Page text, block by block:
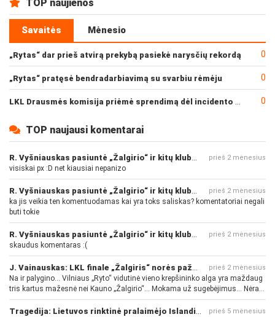
TOP naujienos
Savaitės Mėnesio
„Rytas“ dar prieš atvirą prekybą pasiekė narysčių rekordą 0
„Rytas“ pratęsė bendradarbiavimą su svarbiu rėmėju 0
LKL Drausmės komisija priėmė sprendimą dėl incidento po „Neptūno“ ir „Juventus“ rungtynių 0
TOP naujausi komentarai
R. Vyšniauskas pasiuntė „Žalgirio“ ir kitų klubų fanus prieš 2 mėnesius
visiskai px :D net kiausiai nepanizo
R. Vyšniauskas pasiuntė „Žalgirio“ ir kitų klubų fanus prieš 2 mėnesius
ka jis veikia ten komentuodamas kai yra toks saliskas? komentatoriai negali
buti tokie
R. Vyšniauskas pasiuntė „Žalgirio“ ir kitų klubų fanus prieš 2 mėnesius
skaudus komentaras :(
J. Vainauskas: LKL finale „Žalgiris“ norės pažeminti „Rytą“ prieš 2 mėnesius
Na ir palygino... Vilniaus „Ryto“ vidutinė vieno krepšininko alga yra maždaug
tris kartus mažesnė nei Kauno „Žalgirio“... Mokama už sugebėjimus... Nėra
pinigų - nėra gerų žaidėjų...
Tragedija: Lietuvos rinktinė pralaimėjo Islandijai prieš 5 mėnesius